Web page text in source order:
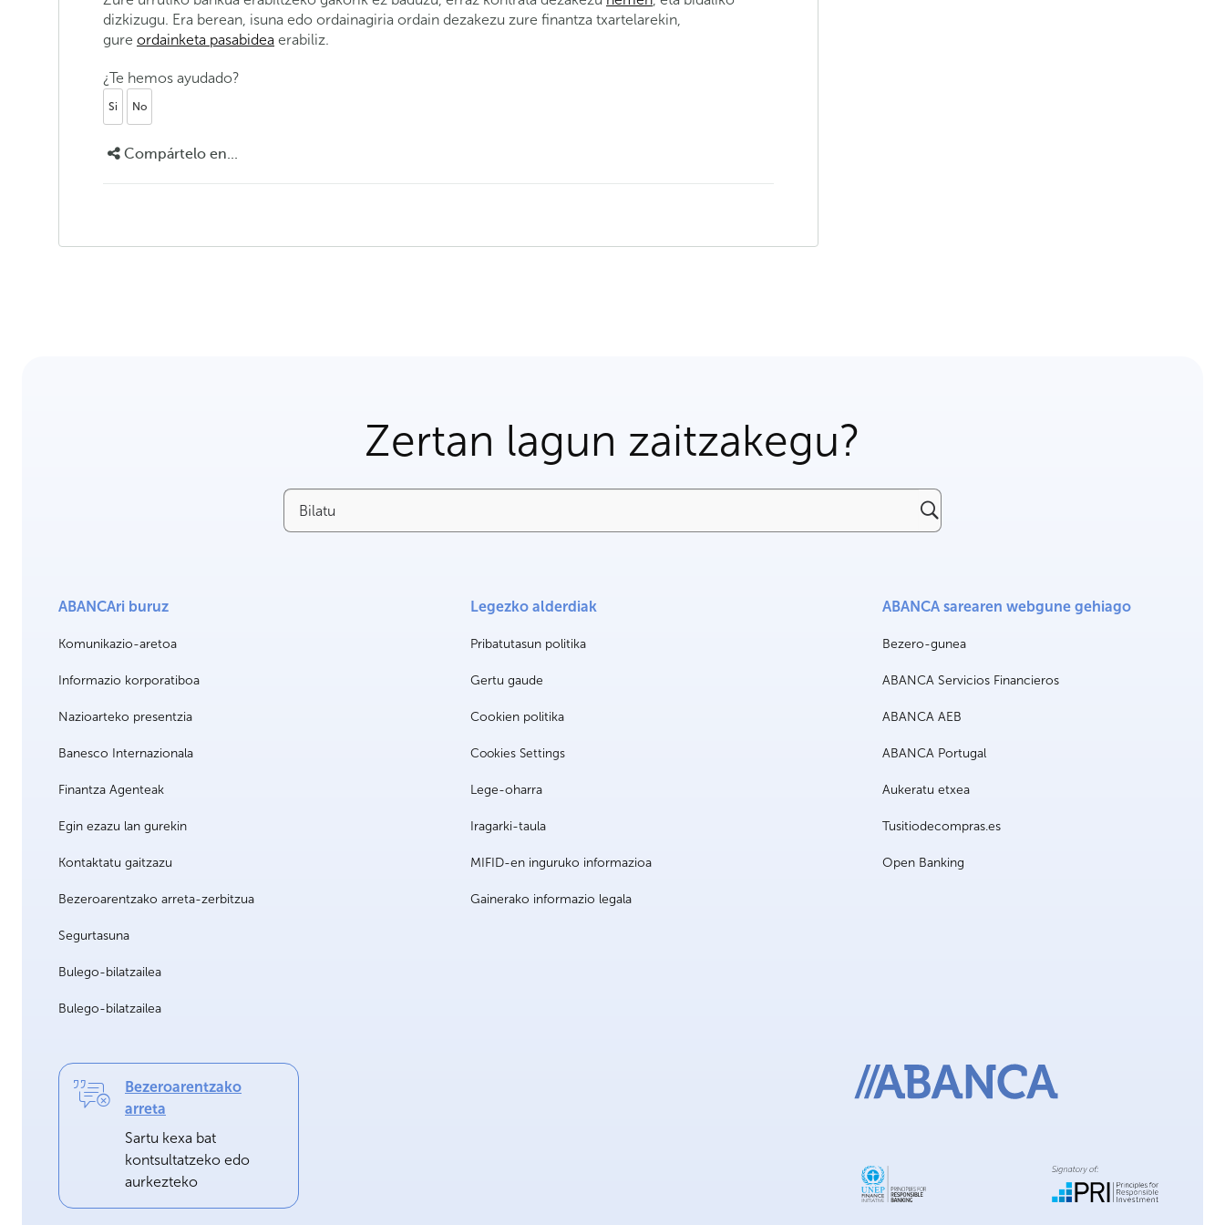
dizkizugu. Era berean, isuna edo ordainagiria ordain dezakezu zure finantza txartelarekin,
gure ordainketa pasabidea erabiliz.
¿Te hemos ayudado?
Si No
Compártelo en...
Zertan lagun zaitzakegu?
Bilatu
ABANCAri buruz
Komunikazio-aretoa
Informazio korporatiboa
Nazioarteko presentzia
Banesco Internazionala
Finantza Agenteak
Egin ezazu lan gurekin
Kontaktatu gaitzazu
Bezeroarentzako arreta-zerbitzua
Segurtasuna
Bulego-bilatzailea
Bulego-bilatzailea
Legezko alderdiak
Pribatutasun politika
Gertu gaude
Cookien politika
Cookies Settings
Lege-oharra
Iragarki-taula
MIFID-en inguruko informazioa
Gainerako informazio legala
ABANCA sarearen webgune gehiago
Bezero-gunea
ABANCA Servicios Financieros
ABANCA AEB
ABANCA Portugal
Aukeratu etxea
Tusitiodecompras.es
Open Banking
Bezeroarentzako
arreta
Sartu kexa bat
kontsultatzeko edo
aurkezteko